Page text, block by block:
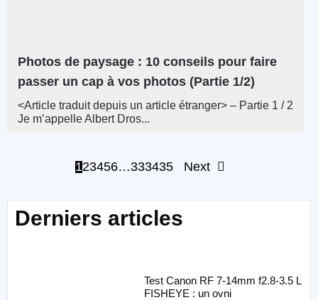
Photos de paysage : 10 conseils pour faire
passer un cap à vos photos (Partie 1/2)
<Article traduit depuis un article étranger> – Partie 1 / 2
Je m’appelle Albert Dros...
123456…333435 Next
Derniers articles
Test Canon RF 7-14mm f2.8-3.5 L
FISHEYE : un ovni